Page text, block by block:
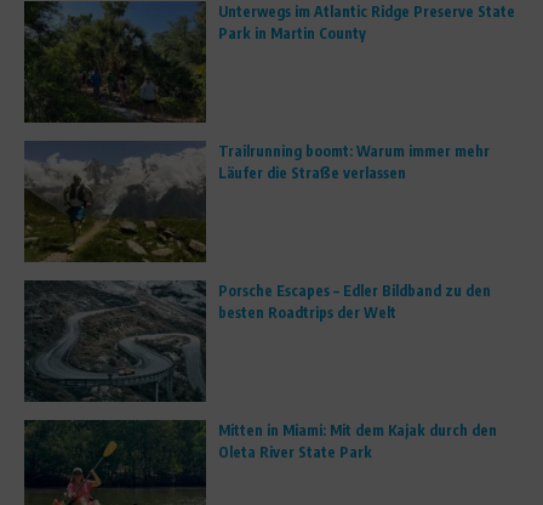
Unterwegs im Atlantic Ridge Preserve State
Park in Martin County
Trailrunning boomt: Warum immer mehr
Läufer die Straße verlassen
Porsche Escapes – Edler Bildband zu den
besten Roadtrips der Welt
Mitten in Miami: Mit dem Kajak durch den
Oleta River State Park